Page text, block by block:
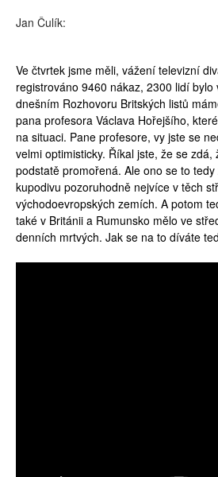
Jan Čulík:
Ve čtvrtek jsme měli, vážení televizní
registrováno 9460 nákaz, 2300 lidí bylo
dnešním Rozhovoru Britských listů
pana profesora Václava Hořejšího,
na situaci. Pane profesore, vy jste se
velmi optimisticky. Říkal jste, že se
podstatě promořená. Ale ono se to
kupodivu pozoruhodně nejvíce v těch
východoevropských zemích. A potom
také v Británii a Rumunsko mělo ve
denních mrtvých. Jak se na to díváte